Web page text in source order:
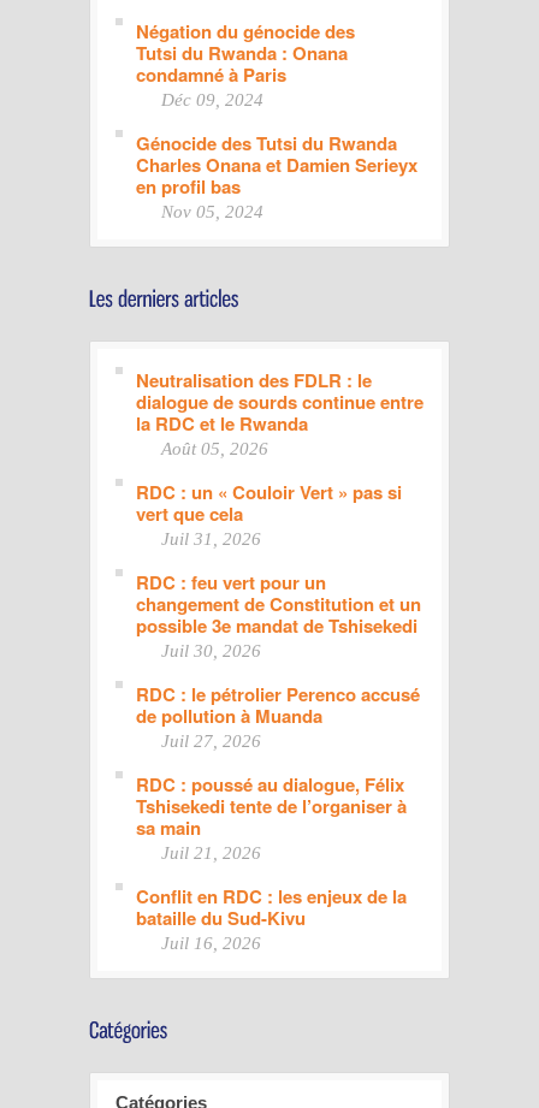
Négation du génocide des
Tutsi du Rwanda : Onana
condamné à Paris
Déc 09, 2024
Génocide des Tutsi du Rwanda
Charles Onana et Damien Serieyx
en profil bas
Nov 05, 2024
Neutralisation des FDLR : le
dialogue de sourds continue entre
la RDC et le Rwanda
Août 05, 2026
RDC : un « Couloir Vert » pas si
vert que cela
Juil 31, 2026
RDC : feu vert pour un
changement de Constitution et un
possible 3e mandat de Tshisekedi
Juil 30, 2026
RDC : le pétrolier Perenco accusé
de pollution à Muanda
Juil 27, 2026
RDC : poussé au dialogue, Félix
Tshisekedi tente de l’organiser à
sa main
Juil 21, 2026
Conflit en RDC : les enjeux de la
bataille du Sud-Kivu
Juil 16, 2026
Catégories